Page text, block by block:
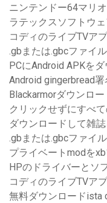
ニンテンドー64マリ
ラテックスソフトウ
コディのライブTVア
.gbまたは.gbcファイ
PCにAndroid APKを
Android gingerbread
Blackarmorダウンロ
クリックせずにすべ
ダウンロードして雑
.gbまたは.gbcファイ
プライベートmodを
HPのドライバーとソ
コディのライブTVア
無料ダウンロードista